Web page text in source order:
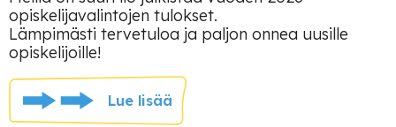
opiskelijavalintojen tulokset.
Lämpimästi tervetuloa ja paljon onnea uusille
opiskelijoille!
Lue lisää